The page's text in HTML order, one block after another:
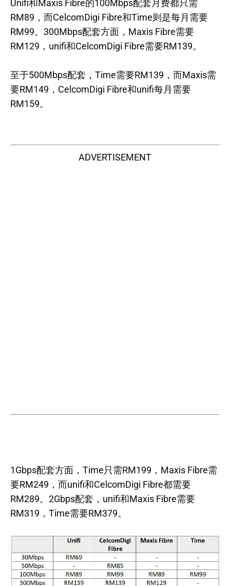
Unifi和Maxis Fibre的100Mbps配套月费都只需
RM89，而CelcomDigi Fibre和Time则是每月需要
RM99。300Mbps配套方面，Maxis Fibre需要
RM129，unifi和CelcomDigi Fibre需要RM139。
至于500Mbps配套，Time需要RM139，而Maxis需
要RM149，CelcomDigi Fibre和unifi每月需要
RM159。
ADVERTISEMENT
1Gbps配套方面，Time只需RM199，Maxis Fibre需
要RM249，而unifi和CelcomDigi Fibre都需要
RM289。2Gbps配套，unifi和Maxis Fibre需要
RM319，Time需要RM379。